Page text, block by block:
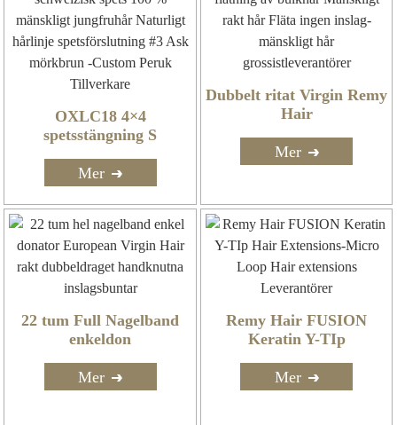
OXLC18 4×4
spetsstängning S
Mer
22 tum Full Nagelband
enkeldon
Mer
Dubbelt ritat Virgin Remy
Hair
Mer
Remy Hair FUSION
Keratin Y-TIp
Mer